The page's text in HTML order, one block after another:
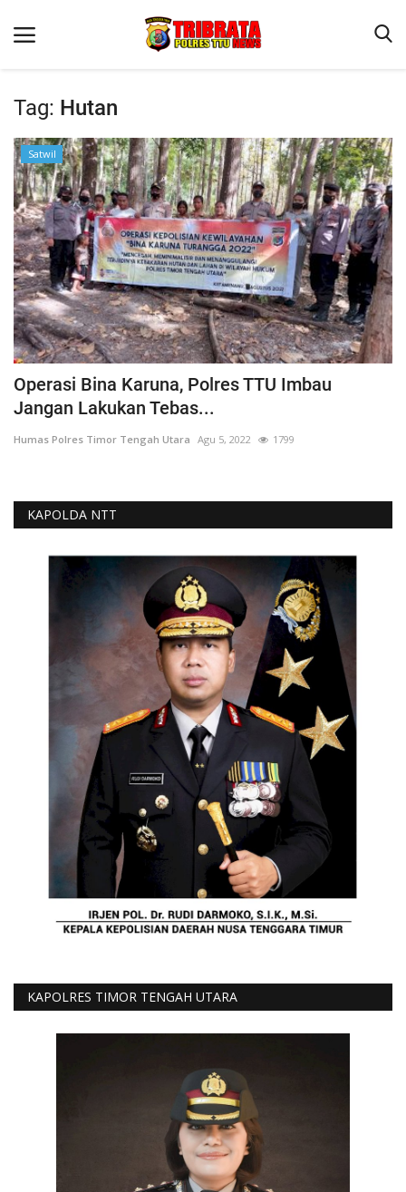
Beranda
Terms & Conditions
Reskrim
Binkam
Lantas
OPINI
Tag: Hutan
Satwil
Operasi Bina Karuna, Polres TTU Imbau
Jangan Lakukan Tebas...
Humas Polres Timor Tengah Utara Agu 5, 2022 1799
KAPOLDA NTT
KAPOLRES TIMOR TENGAH UTARA